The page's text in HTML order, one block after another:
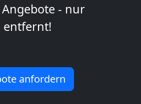
- nur
entfernt!
anfordern